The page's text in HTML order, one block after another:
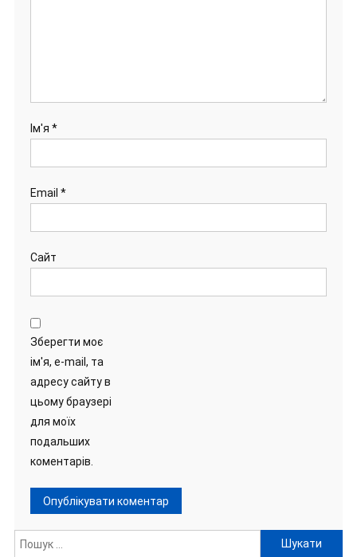
Ім'я *
Email *
Сайт
Зберегти моє
ім'я, e-mail, та
адресу сайту в
цьому браузері
для моїх
подальших
коментарів.
Пошук: